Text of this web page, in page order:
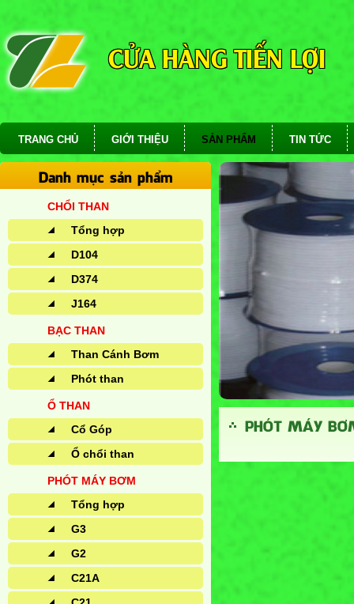
CỬA HÀNG TIẾN LỢI
TRANG CHỦ GIỚI THIỆU SẢN PHẨM TIN TỨC
Danh mục sản phẩm
CHỔI THAN
Tổng hợp
D104
D374
J164
BẠC THAN
Than Cánh Bơm
Phót than
Ổ THAN
Cổ Góp
Ổ chổi than
PHÓT MÁY BƠM
Tổng hợp
G3
G2
C21A
PHÓT MÁY